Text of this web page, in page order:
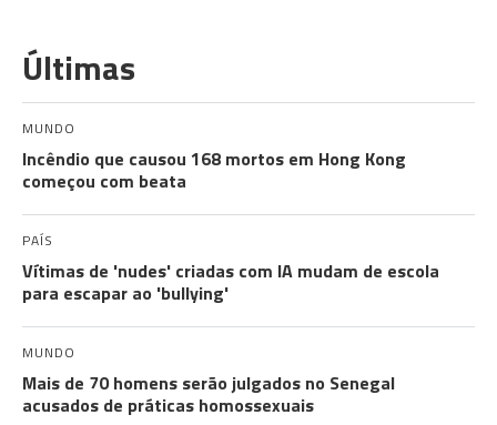
Últimas
MUNDO
Incêndio que causou 168 mortos em Hong Kong
começou com beata
PAÍS
Vítimas de 'nudes' criadas com IA mudam de escola
para escapar ao 'bullying'
MUNDO
Mais de 70 homens serão julgados no Senegal
acusados de práticas homossexuais